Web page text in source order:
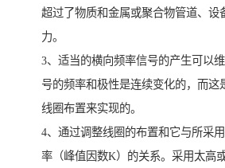
超过了物质和金属或聚合物管道、设
力。
3、适当的横向频率信号的产生可以
号的频率和极性是连续变化的，而这
线圈布置来实现的。
4、通过调整线圈的布置和它与所采
率（峰值因数K）的关系。采用太高